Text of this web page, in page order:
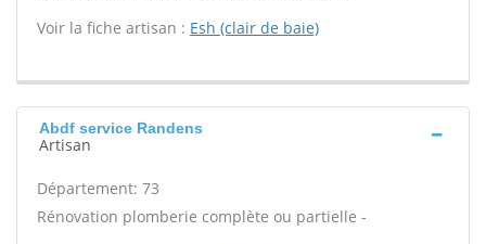
Voir la fiche artisan : Esh (clair de baie)
Abdf service Randens
Artisan
Département: 73
Rénovation plomberie complète ou partielle -